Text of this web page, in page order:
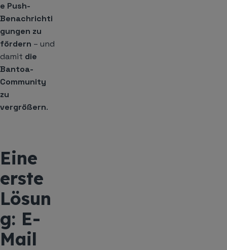
e Push-
Benachrichti
gungen zu
fördern – und
damit die
Bantoa-
Community
zu
vergrößern.
Eine
erste
Lösun
g: E-
Mail